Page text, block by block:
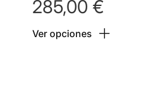
285,00 €Rango
precios:
Ver opciones